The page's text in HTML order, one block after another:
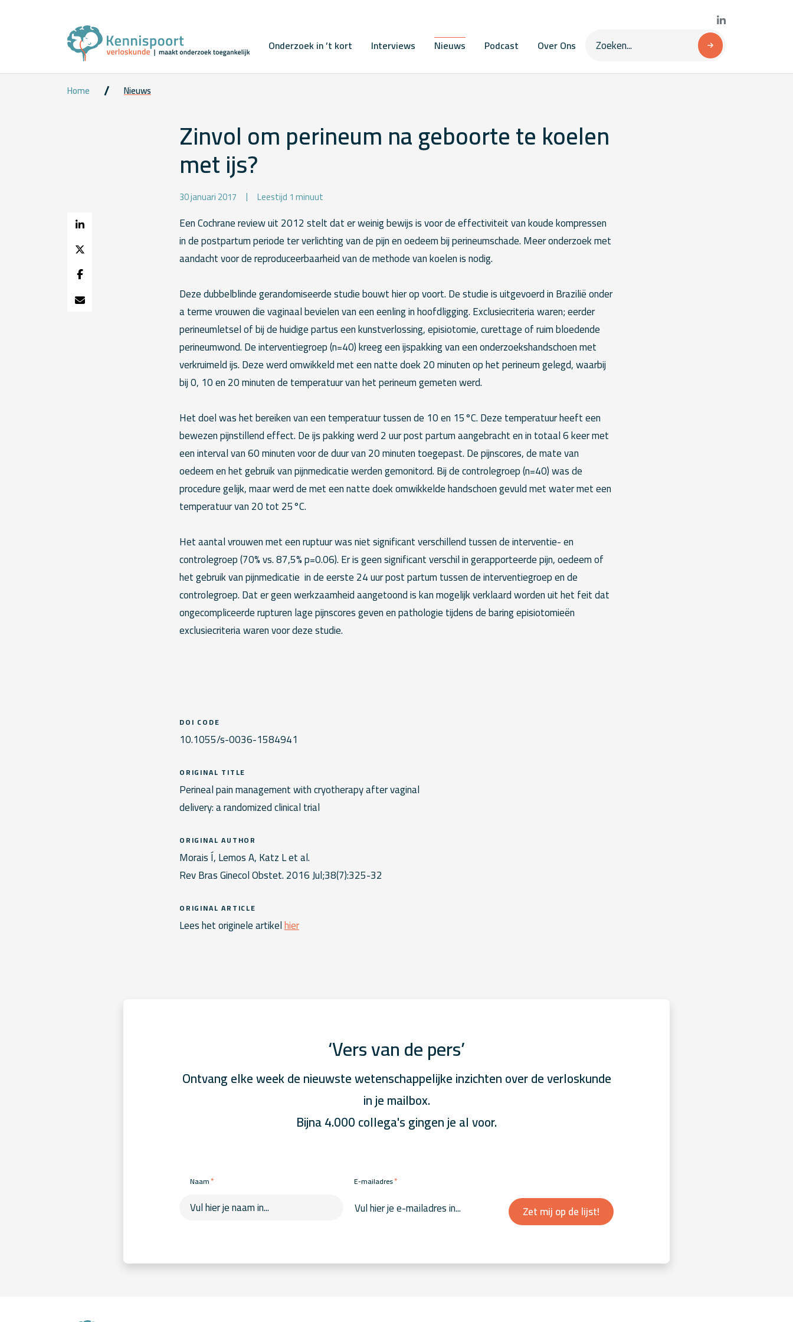
Onderzoek in ’t kort Interviews Nieuws Podcast Over Ons
Home Nieuws
Zinvol om perineum na geboorte te koelen
met ijs?
30 januari 2017 Leestijd 1 minuut
Een Cochrane review uit 2012 stelt dat er weinig bewijs is voor de effectiviteit van koude kompressen
in de postpartum periode ter verlichting van de pijn en oedeem bij perineumschade. Meer onderzoek met
aandacht voor de reproduceerbaarheid van de methode van koelen is nodig.
Deze dubbelblinde gerandomiseerde studie bouwt hier op voort. De studie is uitgevoerd in Brazilië onder
a terme vrouwen die vaginaal bevielen van een eenling in hoofdligging. Exclusiecriteria waren; eerder
perineumletsel of bij de huidige partus een kunstverlossing, episiotomie, curettage of ruim bloedende
perineumwond. De interventiegroep (n=40) kreeg een ijspakking van een onderzoekshandschoen met
verkruimeld ijs. Deze werd omwikkeld met een natte doek 20 minuten op het perineum gelegd, waarbij
bij 0, 10 en 20 minuten de temperatuur van het perineum gemeten werd.
Het doel was het bereiken van een temperatuur tussen de 10 en 15°C. Deze temperatuur heeft een
bewezen pijnstillend effect. De ijs pakking werd 2 uur post partum aangebracht en in totaal 6 keer met
een interval van 60 minuten voor de duur van 20 minuten toegepast. De pijnscores, de mate van
oedeem en het gebruik van pijnmedicatie werden gemonitord. Bij de controlegroep (n=40) was de
procedure gelijk, maar werd de met een natte doek omwikkelde handschoen gevuld met water met een
temperatuur van 20 tot 25°C.
Het aantal vrouwen met een ruptuur was niet significant verschillend tussen de interventie- en
controlegroep (70% vs. 87,5% p=0.06). Er is geen significant verschil in gerapporteerde pijn, oedeem of
het gebruik van pijnmedicatie in de eerste 24 uur post partum tussen de interventiegroep en de
controlegroep. Dat er geen werkzaamheid aangetoond is kan mogelijk verklaard worden uit het feit dat
ongecompliceerde rupturen lage pijnscores geven en pathologie tijdens de baring episiotomieën
exclusiecriteria waren voor deze studie.
DOI CODE
10.1055/s-0036-1584941
ORIGINAL TITLE
Perineal pain management with cryotherapy after vaginal
delivery: a randomized clinical trial
ORIGINAL AUTHOR
Morais Í, Lemos A, Katz L et al.
Rev Bras Ginecol Obstet. 2016 Jul;38(7):325-32
ORIGINAL ARTICLE
Lees het originele artikelhier
‘Vers van de pers’
Ontvang elke week de nieuwste wetenschappelijke inzichten over de verloskunde
in je mailbox.
Bijna 4.000 collega's gingen je al voor.
Naam* E-mailadres*
Zet mij op de lijst!